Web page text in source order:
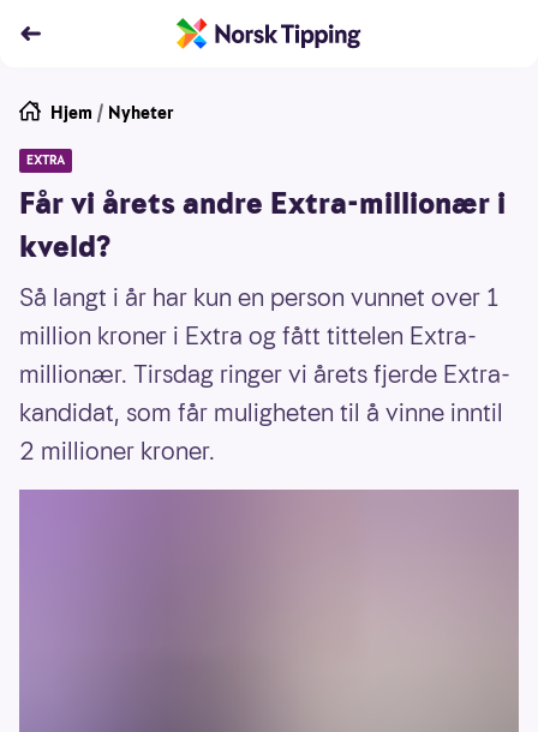
Hjem / Nyheter
EXTRA
Får vi årets andre Extra-millionær i
kveld?
Så langt i år har kun en person vunnet over 1
million kroner i Extra og fått tittelen Extra-
millionær. Tirsdag ringer vi årets fjerde Extra-
kandidat, som får muligheten til å vinne inntil
2 millioner kroner.